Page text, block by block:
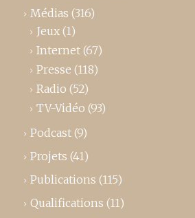
Médias (316)
Jeux (1)
Internet (67)
Presse (118)
Radio (52)
TV-Vidéo (93)
Podcast (9)
Projets (41)
Publications (115)
Qualifications (11)